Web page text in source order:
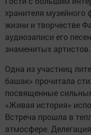
хранителя
жизни и творчестве
аудиозаписи его
знаменитых артистов.
Одна из участниц
башак» прочитала
посвященные
«Живая история»
Встреча прошла в
атмосфере.